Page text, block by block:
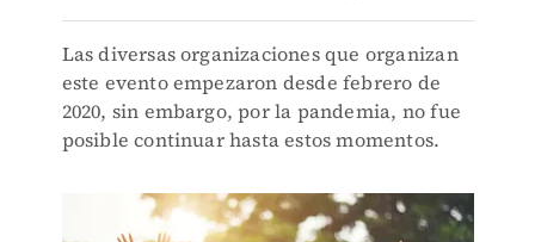
Las diversas organizaciones que organizan
este evento empezaron desde febrero de
2020, sin embargo, por la pandemia, no fue
posible continuar hasta estos momentos.